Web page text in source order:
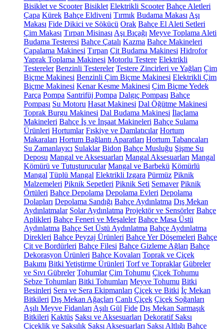
Bisiklet ve Scooter Bisiklet Elektrikli Scooter Bahçe Aletleri
Çapa Kürek Bahçe Eldiveni Tırmık Budama Makası Aşı
Makası Fide Dikici ve Sökücü Orak Bahçe El Aleti Setleri
Çim Makası Tırpan Misinası Aşı Bıçağı Meyve Toplama Aleti
Budama Testeresi Bahçe Çatalı Kazma Bahçe Makineleri
Çapalama Makinesi Tırpan Çit Budama Makinesi Hidrofor
Yaprak Toplama Makinesi Motorlu Testere Elektrikli
Testereler Benzinli Testereler Testere Zincirleri ve Yağları Çim
Biçme Makinesi Benzinli Çim Biçme Makinesi Elektrikli Çim
Biçme Makinesi Kenar Kesme Makinesi Çim Biçme Yedek
Parça Pompa Santrifüj Pompa Dalgıç Pompası Bahçe
Pompası Su Motoru Hasat Makinesi Dal Öğütme Makinesi
Toprak Burgu Makinesi Dal Budama Makinesi İlaçlama
Makineleri Bahçe İş ve İnşaat Makineleri Bahçe Sulama
Ürünleri Hortumlar Fıskiye ve Damlatıcılar Hortum
Makaraları Hortum Bağlantı Aparatları Hortum Tabancaları
Su Zamanlayıcı Sulaklar Bidon Bahçe Musluğu Şişme Su
Deposu Mangal ve Aksesuarları Mangal Aksesuarları Mangal
Kömürü ve Tutuşturucular Mangal ve Barbekü Kömürlü
Mangal Tüplü Mangal Elektrikli Izgara Pürmüz Piknik
Malzemeleri Piknik Sepetleri Piknik Seti Semaver Piknik
Örtüleri Bahçe Depolama Depolama Evleri Depolama
Dolapları Depolama Sandığı Bahçe Aydınlatma Dış Mekan
Aydınlatmalar Solar Aydınlatma Projektör ve Sensörler Bahçe
Aplikleri Bahçe Feneri ve Meşaleler Bahçe Masa Üstü
Aydınlatma Bahçe Set Üstü Aydınlatma Bahçe Aydınlatma
Direkleri Bahçe Peyzaj Ürünleri Bahçe Yer Döşemeleri Bahçe
Çit ve Bordürleri Bahçe Filesi Bahçe Gizleme Ağları Bahçe
Dekorasyon Ürünleri Bahçe Kovaları Toprak ve Çiçek
Bakımı Bitki Yetiştirme Ürünleri Torf ve Topraklar Gübreler
ve Sıvı Gübreler Tohumlar Çim Tohumu Çiçek Tohumu
Sebze Tohumları Bitki Tohumları Meyve Tohumu Bitki
Besinleri Sera ve Sera Ekipmanları Çiçek ve Bitki İç Mekan
Bitkileri Dış Mekan Ağaçları Canlı Çiçek Çiçek Soğanları
Aşılı Meyve Fidanları Aşılı Gül Fide Dış Mekan Sarmaşık
Bitkileri Kaktüs Saksı ve Aksesuarları Dekoratif Saksı
Çiçeklik ve Saksılık Saksı Aksesuarları Saksı Altlığı Bahçe